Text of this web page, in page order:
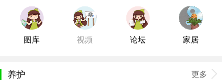
图库 视频 论坛 家居
养护 更多